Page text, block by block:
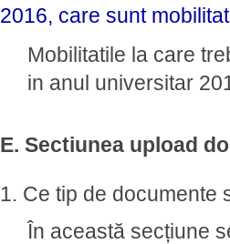
2016, care sunt
Mobilitatile la care
in anul universitar
E. Sectiunea upload
1. Ce tip de documente
În această secțiune